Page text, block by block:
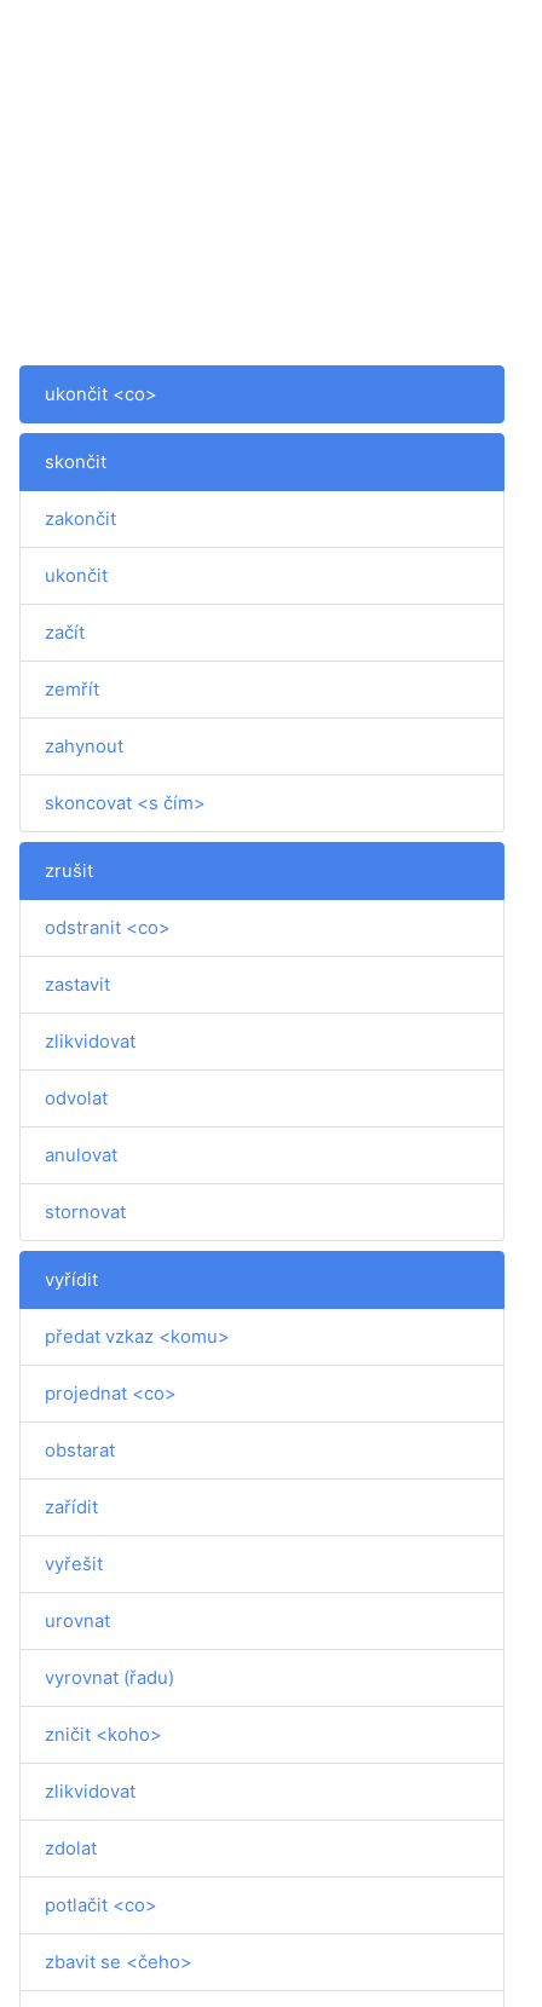
ukončit <co>
skončit
zakončit
ukončit
začít
zemřít
zahynout
skoncovat <s čím>
zrušit
odstranit <co>
zastavit
zlikvidovat
odvolat
anulovat
stornovat
vyřídit
předat vzkaz <komu>
projednat <co>
obstarat
zařídit
vyřešit
urovnat
vyrovnat (řadu)
zničit <koho>
zlikvidovat
zdolat
potlačit <co>
zbavit se <čeho>